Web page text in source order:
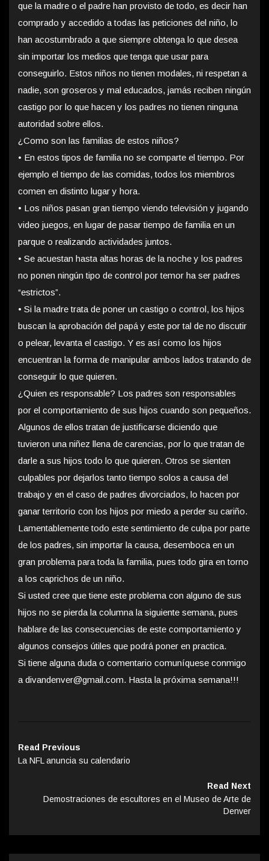
que la madre o el padre han provisto de todo, es decir han
comprado y accedido a todas las peticiones del niño, lo
han acostumbrado a que siempre obtenga lo que desea
sin importar los medios que tenga que usar para
conseguirlo. Estos niños no tienen modales, ni respetan a
nadie, son groseros y mal educados, jamás reciben ningún
castigo por lo que hacen y los padres no tienen ninguna
autoridad sobre ellos.
¿Como son las familias de estos niños?
• En estos tipos de familia no se comparte el tiempo. Por
ejemplo el tiempo de las comidas, todos los miembros
comen en distinto lugar y hora.
• Los niños pasan gran tiempo viendo televisión y jugando
video juegos, en lugar de pasar tiempo de familia en un
parque o realizando actividades juntos.
• Se acuestan hasta altas horas de la noche y los padres
no ponen ningún tipo de control por temor ha ser padres
“estrictos”.
• Si la madre trata de poner un castigo o control, los hijos
buscan la aprobación del papá y este por tal de no discutir
o pelear, levanta el castigo. Y es así como los hijos
encuentran la forma de manipular ambos lados tratando de
conseguir lo que quieren.
¿Quien es responsable? Los padres son responsables
por el comportamiento de sus hijos cuando son pequeños.
Algunos de ellos tratan de justificarse diciendo que
tuvieron una niñez llena de carencias, por lo que tratan de
darle a sus hijos todo lo que quieren. Otros se sienten
culpables por dejarlos tanto tiempo solos a causa del
trabajo y en el caso de padres divorciados, lo hacen por
ganar territorio con los hijos por miedo a perder su cariño.
Lamentablemente todo este sentimiento de culpa por parte
de los padres, sin importar la causa, desemboca en un
gran problema para toda la familia, pues todo gira en torno
a los caprichos de un niño.
Si usted cree que tiene este problema con alguno de sus
hijos no se pierda la columna la siguiente semana, pues
hablare de las consecuencias de este comportamiento y
algunos consejos útiles que podrá poner en practica.
Si tiene alguna duda o comentario comuníquese conmigo
a divandenver@gmail.com. Hasta la próxima semana!!!
Read Previous
La NFL anuncia su calendario
Read Next
Demostraciones de escultores en el Museo de Arte de
Denver